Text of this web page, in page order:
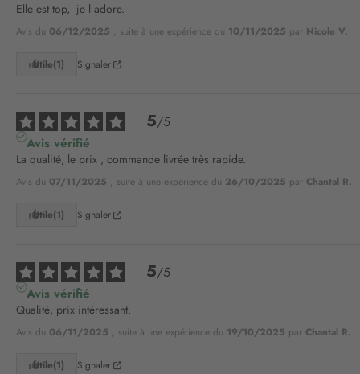
Elle est top,  je l adore.
Avis du 06/12/2025 , suite à une expérience du 10/11/2025 par Nicole V.
Utile(1) Signaler
5/5
Avis vérifié
La qualité, le prix , commande livrée très rapide.
Avis du 07/11/2025 , suite à une expérience du 26/10/2025 par Chantal R.
Utile(1) Signaler
5/5
Avis vérifié
Qualité, prix intéressant.
Avis du 06/11/2025 , suite à une expérience du 19/10/2025 par Chantal R.
Utile(1) Signaler